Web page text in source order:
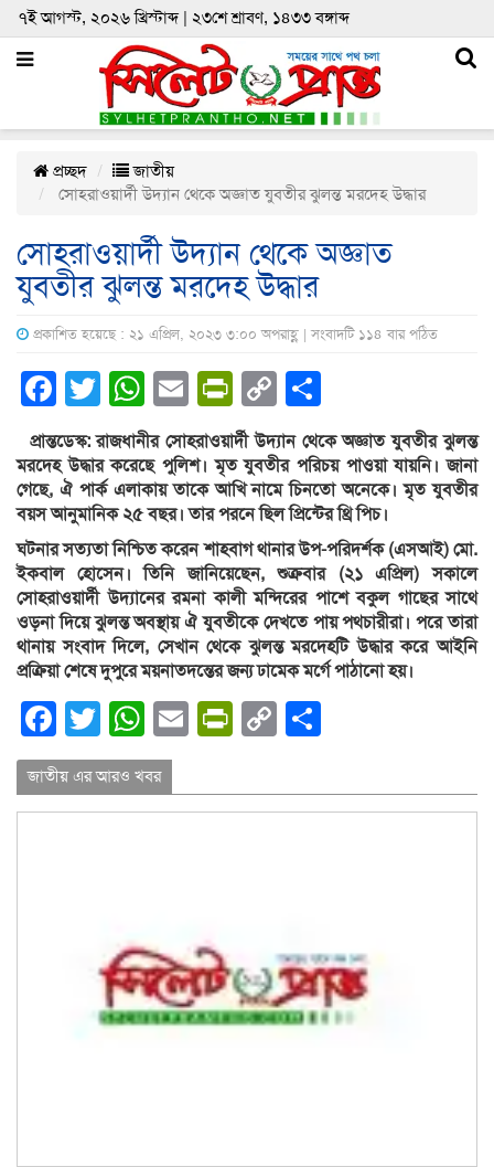
৭ই আগস্ট, ২০২৬ খ্রিস্টাব্দ | ২৩শে শ্রাবণ, ১৪৩৩ বঙ্গাব্দ
প্রচ্ছদ
জাতীয়
সোহরাওয়ার্দী উদ্যান থেকে অজ্ঞাত যুবতীর ঝুলন্ত মরদেহ উদ্ধার
সোহরাওয়ার্দী উদ্যান থেকে অজ্ঞাত
যুবতীর ঝুলন্ত মরদেহ উদ্ধার
প্রকাশিত হয়েছে : ২১ এপ্রিল, ২০২৩ ৩:০০ অপরাহ্ণ | সংবাদটি ১১৪ বার পঠিত
Facebook
Twitter
WhatsApp
EmailPrintFriendly
Copy
Link
প্রান্তডেস্ক: রাজধানীর সোহরাওয়ার্দী উদ্যান থেকে অজ্ঞাত যুবতীর ঝুলন্ত
মরদেহ উদ্ধার করেছে পুলিশ। মৃত যুবতীর পরিচয় পাওয়া যায়নি। জানা
গেছে, ঐ পার্ক এলাকায় তাকে আখি নামে চিনতো অনেকে। মৃত যুবতীর
বয়স আনুমানিক ২৫ বছর। তার পরনে ছিল প্রিন্টের থ্রি পিচ।
ঘটনার সত্যতা নিশ্চিত করেন শাহবাগ থানার উপ-পরিদর্শক (এসআই) মো.
ইকবাল হোসেন। তিনি জানিয়েছেন, শুক্রবার (২১ এপ্রিল) সকালে
সোহরাওয়ার্দী উদ্যানের রমনা কালী মন্দিরের পাশে বকুল গাছের সাথে
ওড়না দিয়ে ঝুলন্ত অবস্থায় ঐ যুবতীকে দেখতে পায় পথচারীরা। পরে তারা
থানায় সংবাদ দিলে, সেখান থেকে ঝুলন্ত মরদেহটি উদ্ধার করে আইনি
প্রক্রিয়া শেষে দুপুরে ময়নাতদন্তের জন্য ঢামেক মর্গে পাঠানো হয়।
Facebook
Twitter
WhatsApp
EmailPrintFriendly
Copy
জাতীয় এর আরও খবর